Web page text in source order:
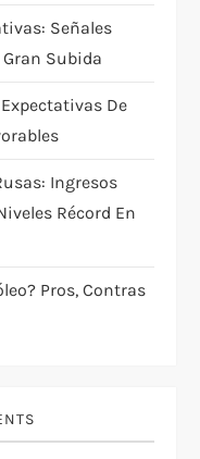
Señales
Subida
De
Ingresos
Récord En
Pros, Contras